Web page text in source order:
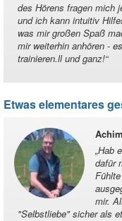
des Hörens fragen mich
und ich kann intuitiv
was mir großen Spaß
mir weiterhin anhören -
trainieren.ll und ganz!“
Etwas elementares
„Hab
dafür
mir.
"Selbstliebe" sicher als